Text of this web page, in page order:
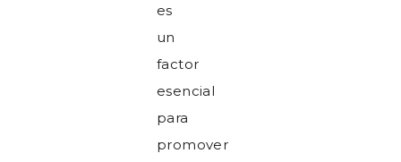
es
un
factor
esencial
para
promover